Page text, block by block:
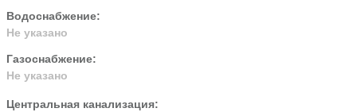
Водоснабжение:
Не указано
Газоснабжение:
Не указано
Центральная канализация: